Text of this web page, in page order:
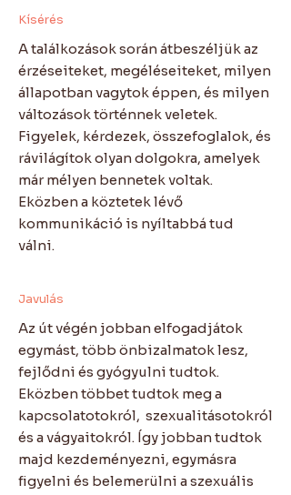
Kísérés
A találkozások során átbeszéljük az
érzéseiteket, megéléseiteket, milyen
állapotban vagytok éppen, és milyen
változások történnek veletek.
Figyelek, kérdezek, összefoglalok, és
rávilágítok olyan dolgokra, amelyek
már mélyen bennetek voltak.
Eközben a köztetek lévő
kommunikáció is nyíltabbá tud
válni.
Javulás
Az út végén jobban elfogadjátok
egymást, több önbizalmatok lesz,
fejlődni és gyógyulni tudtok.
Eközben többet tudtok meg a
kapcsolatotokról, szexualitásotokról
és a vágyaitokról. Így jobban tudtok
majd kezdeményezni, egymásra
figyelni és belemerülni a szexuális